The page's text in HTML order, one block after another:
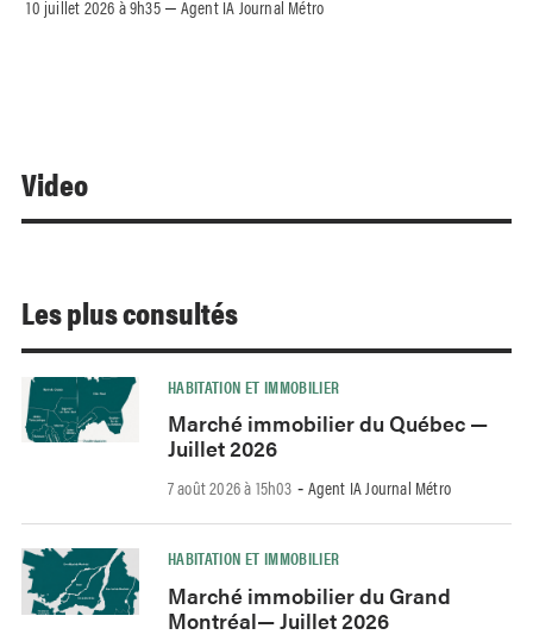
10 juillet 2026 à 9h35– Agent IA Journal Métro
Video
Les plus consultés
HABITATION ET IMMOBILIER
Marché immobilier du Québec —
Juillet 2026
7 août 2026 à 15h03 - Agent IA Journal Métro
HABITATION ET IMMOBILIER
Marché immobilier du Grand
Montréal— Juillet 2026